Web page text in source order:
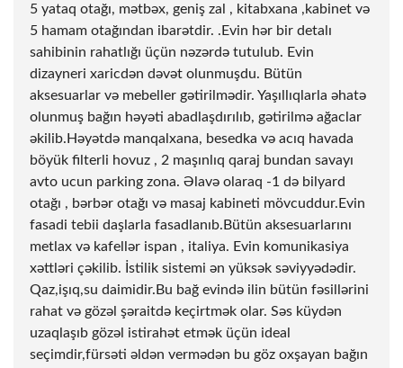
5 yataq otağı, mətbəx, geniş zal , kitabxana ,kabinet və
5 hamam otağından ibarətdir. .Evin hər bir detalı
sahibinin rahatlığı üçün nəzərdə tutulub. Evin
dizayneri xaricdən dəvət olunmuşdu. Bütün
aksesuarlar və mebeller gətirilmədir. Yaşıllıqlarla əhatə
olunmuş bağın həyəti abadlaşdırılıb, gətirilmə ağaclar
əkilib.Həyətdə manqalxana, besedka və acıq havada
böyük filterli hovuz , 2 maşınlıq qaraj bundan savayı
avto ucun parking zona. Əlavə olaraq -1 də bilyard
otağı , bərbər otağı və masaj kabineti mövcuddur.Evin
fasadi tebii daşlarla fasadlanıb.Bütün aksesuarlarını
metlax və kafellər ispan , italiya. Evin komunikasiya
xəttləri çəkilib. İstilik sistemi ən yüksək səviyyədədir.
Qaz,işıq,su daimidir.Bu bağ evində ilin bütün fəsillərini
rahat və gözəl şəraitdə keçirtmək olar. Səs küydən
uzaqlaşıb gözəl istirahət etmək üçün ideal
seçimdir,fürsəti əldən vermədən bu göz oxşayan bağın